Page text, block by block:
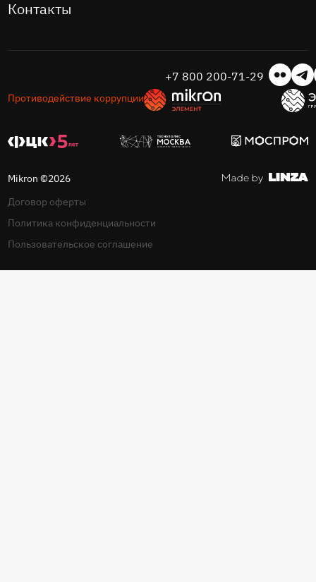
Контакты
Противодействие коррупции
+7 800 200-71-29
Mikron ©2026
Договор оферты
Политика конфиденциальности
Пользовательское соглашение